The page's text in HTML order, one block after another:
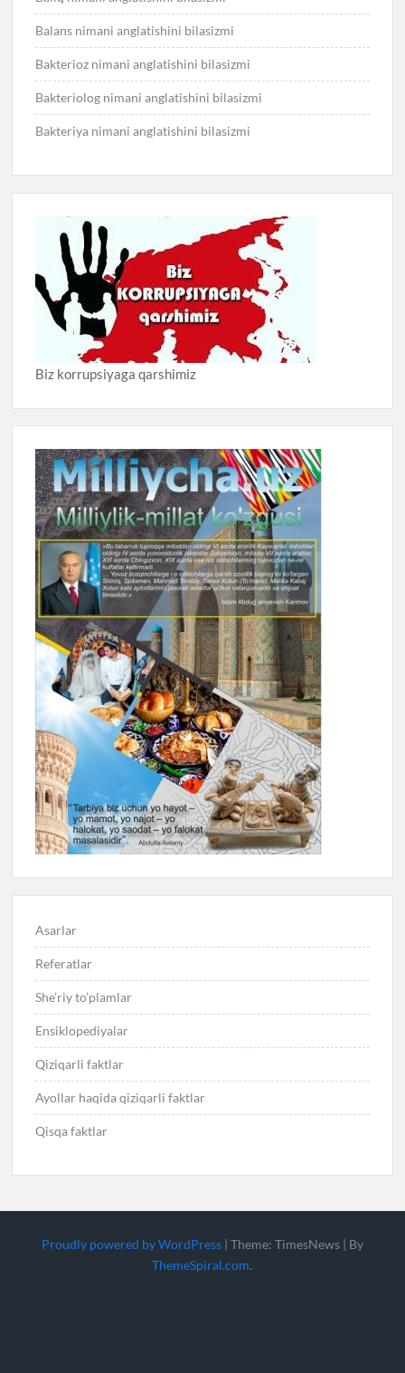
Balans nimani anglatishini bilasizmi
Bakterioz nimani anglatishini bilasizmi
Bakteriolog nimani anglatishini bilasizmi
Bakteriya nimani anglatishini bilasizmi
Biz korrupsiyaga qarshimiz
Asarlar
Referatlar
She’riy to’plamlar
Ensiklopediyalar
Qiziqarli faktlar
Ayollar haqida qiziqarli faktlar
Qisqa faktlar
Proudly powered by WordPress | Theme: TimesNews | By
ThemeSpiral.com.